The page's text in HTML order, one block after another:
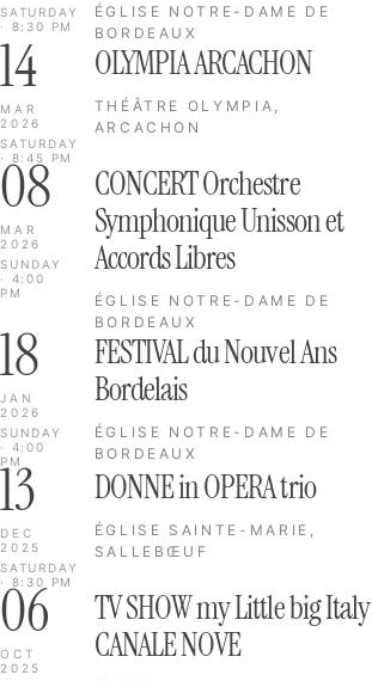
SATURDAY
· 8:30 PM
ÉGLISE NOTRE-DAME DE
BORDEAUX
14
MAR
2026
SATURDAY
· 8:45 PM
OLYMPIA ARCACHON
THÉÂTRE OLYMPIA,
ARCACHON
08
MAR
2026
SUNDAY
· 4:00
PM
CONCERT Orchestre
Symphonique Unisson et
Accords Libres
ÉGLISE NOTRE-DAME DE
BORDEAUX
18
JAN
2026
SUNDAY
· 4:00
PM
FESTIVAL du Nouvel Ans
Bordelais
ÉGLISE NOTRE-DAME DE
BORDEAUX
13
DEC
2025
SATURDAY
· 8:30 PM
DONNE in OPERA trio
ÉGLISE SAINTE-MARIE,
SALLEBŒUF
06
OCT
2025
TV SHOW my Little big Italy
CANALE NOVE